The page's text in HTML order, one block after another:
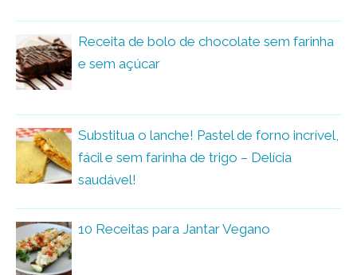
Receita de bolo de chocolate sem farinha
e sem açúcar
Substitua o lanche! Pastel de forno incrível,
fácil e sem farinha de trigo – Delícia
saudável!
10 Receitas para Jantar Vegano